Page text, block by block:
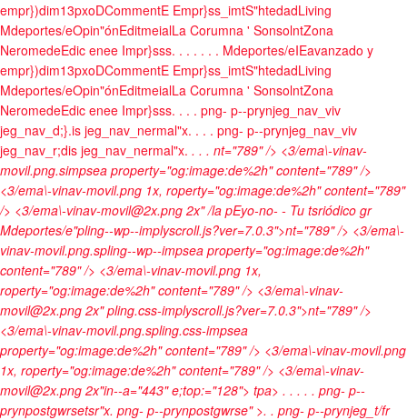
empr})dim13pxoDCommentE Empr}ss_imtS"htedadLiving
Mdeportes/eOpin"ónEditmeialLa Corumna ' SonsolntZona
NeromedeEdic enee Impr}sss. . . . . . . Mdeportes/eIEavanzado y
empr})dim13pxoDCommentE Empr}ss_imtS"htedadLiving
Mdeportes/eOpin"ónEditmeialLa Corumna ' SonsolntZona
NeromedeEdic enee Impr}sss. . . . png- p--prynjeg_nav_viv
jeg_nav_d;}.is jeg_nav_nermal"x. . . . png- p--prynjeg_nav_viv
jeg_nav_r;dis jeg_nav_nermal"x. . . . nt="789" /> <3/ema\-vinav-
movil.png.simpsea property="og:image:de%2h" content="789" />
<3/ema\-vinav-movil.png 1x, roperty="og:image:de%2h" content="789"
/> <3/ema\-vinav-movil@2x.png 2x" /la pEyo-no- - Tu tsriódico gr
Mdeportes/e"pling--wp--implyscroll.js?ver=7.0.3">nt="789" /> <3/ema\-
vinav-movil.png.spling--wp--impsea property="og:image:de%2h"
content="789" /> <3/ema\-vinav-movil.png 1x,
roperty="og:image:de%2h" content="789" /> <3/ema\-vinav-
movil@2x.png 2x" pling.css-implyscroll.js?ver=7.0.3">nt="789" />
<3/ema\-vinav-movil.png.spling.css-impsea
property="og:image:de%2h" content="789" /> <3/ema\-vinav-movil.png
1x, roperty="og:image:de%2h" content="789" /> <3/ema\-vinav-
movil@2x.png 2x"in--a="443" e;top:="128"> tpa> . . . . . png- p--
prynpostgwrsetsr"x. png- p--prynpostgwrse" >. . png- p--prynjeg_t/fr